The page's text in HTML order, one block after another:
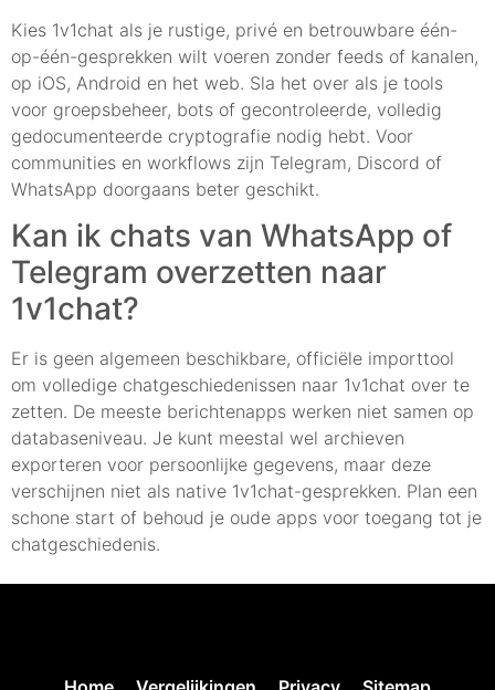
Kies 1v1chat als je rustige, privé en betrouwbare één-
op-één-gesprekken wilt voeren zonder feeds of kanalen,
op iOS, Android en het web. Sla het over als je tools
voor groepsbeheer, bots of gecontroleerde, volledig
gedocumenteerde cryptografie nodig hebt. Voor
communities en workflows zijn Telegram, Discord of
WhatsApp doorgaans beter geschikt.
Kan ik chats van WhatsApp of
Telegram overzetten naar
1v1chat?
Er is geen algemeen beschikbare, officiële importtool
om volledige chatgeschiedenissen naar 1v1chat over te
zetten. De meeste berichtenapps werken niet samen op
databaseniveau. Je kunt meestal wel archieven
exporteren voor persoonlijke gegevens, maar deze
verschijnen niet als native 1v1chat-gesprekken. Plan een
schone start of behoud je oude apps voor toegang tot je
chatgeschiedenis.